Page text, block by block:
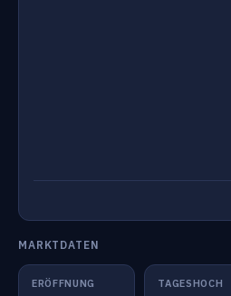
MARKTDATEN
ERÖFFNUNG TAGESHOCH